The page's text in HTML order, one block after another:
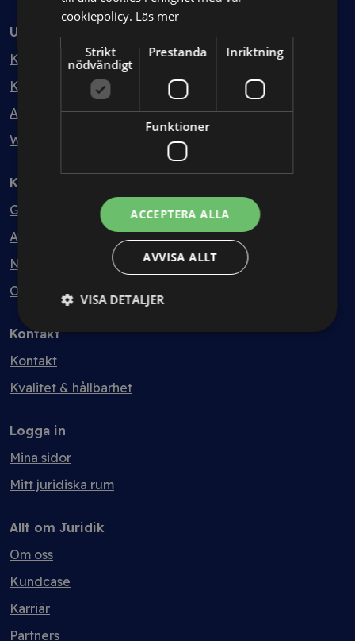
Utbildning
Kurser
Kurspaket
Abonnemang
Webbinarium
Kunskapsbank
Guider
Avtalsmallar
Nyheter
Ordlista
Kontakt
Kontakt
Kvalitet & hållbarhet
Logga in
Mina sidor
Mitt juridiska rum
Allt om Juridik
Om oss
Kundcase
Karriär
Partners
cookiepolicy. Läs mer
Strikt
nödvändigt
Prestanda Inriktning
Funktioner
ACCEPTERA ALLA
AVVISA ALLT
VISA DETALJER